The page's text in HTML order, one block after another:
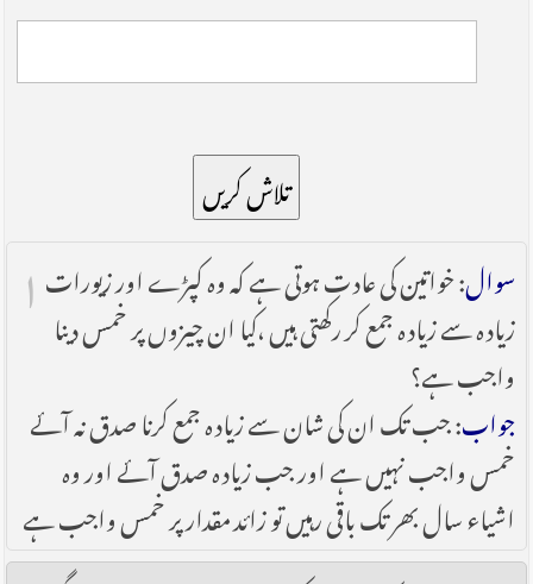
تلاش کریں
۱ سوال: خواتین کی عادت ہوتی ہے کہ وہ کپڑے اور زیورات
زیادہ سے زیادہ جمع کر رکھتی ہیں ،کیا ان چیزوں پر خمس دینا
واجب ہے؟
جواب: جب تک ان کی شان سے زیادہ جمع کرنا صدق نہ آئے
خمس واجب نہیں ہے اور جب زیادہ صدق آئے اور وہ
اشیاء سال بھر تک باقی رہیں تو زائد مقدار پر خمس واجب ہے